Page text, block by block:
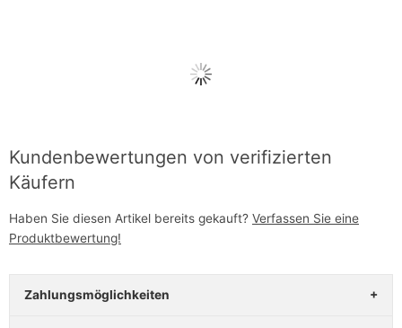
Kundenbewertungen von verifizierten
Käufern
Haben Sie diesen Artikel bereits gekauft? Verfassen Sie eine
Produktbewertung!
Zahlungsmöglichkeiten